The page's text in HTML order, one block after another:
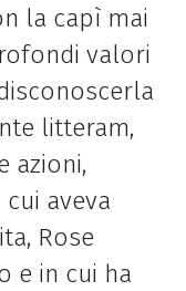
la capì mai
valori
litteram,
azioni,
aveva
Rose
e in cui ha